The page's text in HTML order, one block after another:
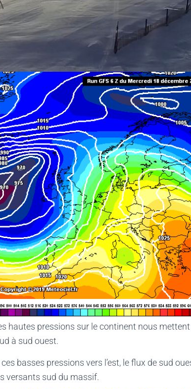
hautes pressions sur le continent nous mettent
à sud ouest.
basses pressions vers l’est, le flux de sud
versants sud du massif.